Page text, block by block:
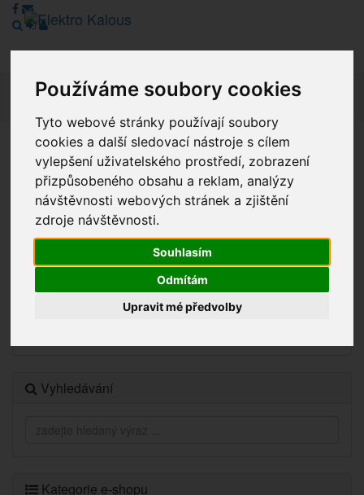
Používáme soubory cookies
Tyto webové stránky používají soubory
cookies a další sledovací nástroje s cílem
vylepšení uživatelského prostředí, zobrazení
přizpůsobeného obsahu a reklam, analýzy
návštěvnosti webových stránek a zjištění
zdroje návštěvnosti.
Souhlasím
Odmítám
Upravit mé předvolby
Vážení zákazníci, v tuto chvíli je Náš internetový obchod v
režimu Katalogu. Objednávky on-line nyní nelze vyřídit.
Děkujeme za pochopení.
Novinky
Vyhledávání
Kategorie e-shopu